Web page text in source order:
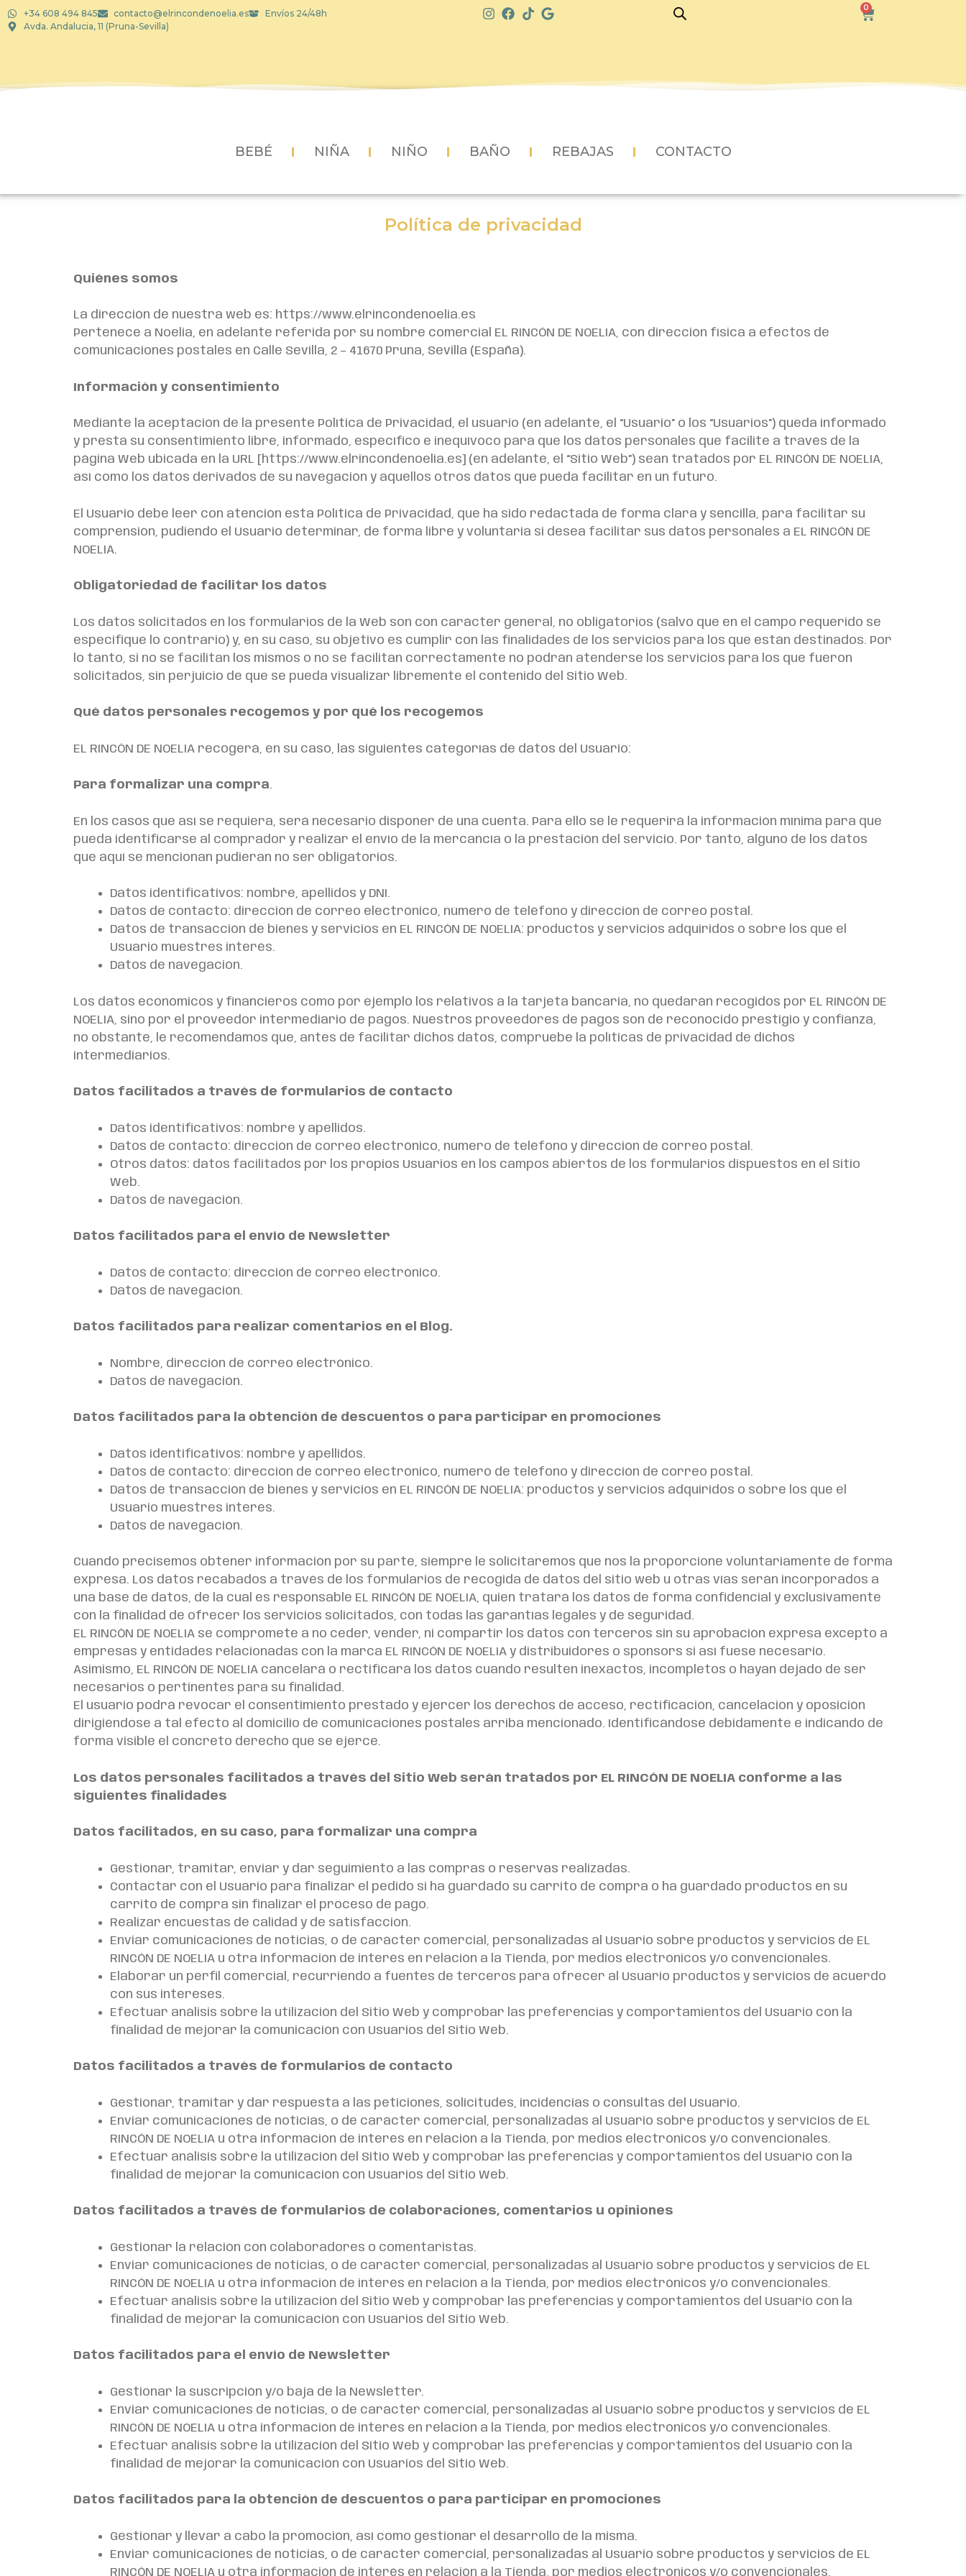
+34 608 494 845 contacto@elrincondenoelia.es
Envíos 24/48h
Avda. Andalucia, 11 (Pruna-Sevilla)
0
BEBÉ NIÑA NIÑO BAÑO REBAJAS CONTACTO
Política de privacidad
Quiénes somos
La dirección de nuestra web es: https://www.elrincondenoelia.es
Pertenece a Noelia, en adelante referida por su nombre comercial EL RINCÓN DE NOELIA, con dirección física a efectos de
comunicaciones postales en Calle Sevilla, 2 – 41670 Pruna, Sevilla (España).
Información y consentimiento
Mediante la aceptación de la presente Política de Privacidad, el usuario (en adelante, el “Usuario” o los “Usuarios”) queda informado
y presta su consentimiento libre, informado, específico e inequívoco para que los datos personales que facilite a través de la
página Web ubicada en la URL [https://www.elrincondenoelia.es] (en adelante, el “Sitio Web”) sean tratados por EL RINCÓN DE NOELIA,
así como los datos derivados de su navegación y aquellos otros datos que pueda facilitar en un futuro.
El Usuario debe leer con atención esta Política de Privacidad, que ha sido redactada de forma clara y sencilla, para facilitar su
comprensión, pudiendo el Usuario determinar, de forma libre y voluntaria si desea facilitar sus datos personales a EL RINCÓN DE
NOELIA.
Obligatoriedad de facilitar los datos
Los datos solicitados en los formularios de la Web son con carácter general, no obligatorios (salvo que en el campo requerido se
especifique lo contrario) y, en su caso, su objetivo es cumplir con las finalidades de los servicios para los que están destinados. Por
lo tanto, si no se facilitan los mismos o no se facilitan correctamente no podrán atenderse los servicios para los que fueron
solicitados, sin perjuicio de que se pueda visualizar libremente el contenido del Sitio Web.
Qué datos personales recogemos y por qué los recogemos
EL RINCÓN DE NOELIA recogerá, en su caso, las siguientes categorías de datos del Usuario:
Para formalizar una compra.
En los casos que así se requiera, será necesario disponer de una cuenta. Para ello se le requerirá la información mínima para que
pueda identificarse al comprador y realizar el envío de la mercancía o la prestación del servicio. Por tanto, alguno de los datos
que aquí se mencionan pudieran no ser obligatorios.
Datos identificativos: nombre, apellidos y DNI.
Datos de contacto: dirección de correo electrónico, número de teléfono y dirección de correo postal.
Datos de transacción de bienes y servicios en EL RINCÓN DE NOELIA: productos y servicios adquiridos o sobre los que el
Usuario muestres interés.
Datos de navegación.
Los datos económicos y financieros como por ejemplo los relativos a la tarjeta bancaria, no quedarán recogidos por EL RINCÓN DE
NOELIA, sino por el proveedor intermediario de pagos. Nuestros proveedores de pagos son de reconocido prestigio y confianza,
no obstante, le recomendamos que, antes de facilitar dichos datos, compruebe la políticas de privacidad de dichos
intermediarios.
Datos facilitados a través de formularios de contacto
Datos identificativos: nombre y apellidos.
Datos de contacto: dirección de correo electrónico, número de teléfono y dirección de correo postal.
Otros datos: datos facilitados por los propios Usuarios en los campos abiertos de los formularios dispuestos en el Sitio
Web.
Datos de navegación.
Datos facilitados para el envío de Newsletter
Datos de contacto: dirección de correo electrónico.
Datos de navegación.
Datos facilitados para realizar comentarios en el Blog.
Nombre, dirección de correo electrónico.
Datos de navegación.
Datos facilitados para la obtención de descuentos o para participar en promociones
Datos identificativos: nombre y apellidos.
Datos de contacto: dirección de correo electrónico, número de teléfono y dirección de correo postal.
Datos de transacción de bienes y servicios en EL RINCÓN DE NOELIA: productos y servicios adquiridos o sobre los que el
Usuario muestres interés.
Datos de navegación.
Cuando precisemos obtener información por su parte, siempre le solicitaremos que nos la proporcione voluntariamente de forma
expresa. Los datos recabados a través de los formularios de recogida de datos del sitio web u otras vías serán incorporados a
una base de datos, de la cual es responsable EL RINCÓN DE NOELIA, quien tratará los datos de forma confidencial y exclusivamente
con la finalidad de ofrecer los servicios solicitados, con todas las garantías legales y de seguridad.
EL RINCÓN DE NOELIA se compromete a no ceder, vender, ni compartir los datos con terceros sin su aprobación expresa excepto a
empresas y entidades relacionadas con la marca EL RINCÓN DE NOELIA y distribuidores o sponsors si así fuese necesario.
Asimismo, EL RINCÓN DE NOELIA cancelará o rectificará los datos cuando resulten inexactos, incompletos o hayan dejado de ser
necesarios o pertinentes para su finalidad.
El usuario podrá revocar el consentimiento prestado y ejercer los derechos de acceso, rectificación, cancelación y oposición
dirigiéndose a tal efecto al domicilio de comunicaciones postales arriba mencionado. Identificándose debidamente e indicando de
forma visible el concreto derecho que se ejerce.
Los datos personales facilitados a través del Sitio Web serán tratados por EL RINCÓN DE NOELIA conforme a las
siguientes finalidades
Datos facilitados, en su caso, para formalizar una compra
Gestionar, tramitar, enviar y dar seguimiento a las compras o reservas realizadas.
Contactar con el Usuario para finalizar el pedido si ha guardado su carrito de compra o ha guardado productos en su
carrito de compra sin finalizar el proceso de pago.
Realizar encuestas de calidad y de satisfacción.
Enviar comunicaciones de noticias, o de carácter comercial, personalizadas al Usuario sobre productos y servicios de EL
RINCÓN DE NOELIA u otra información de interés en relación a la Tienda, por medios electrónicos y/o convencionales.
Elaborar un perfil comercial, recurriendo a fuentes de terceros para ofrecer al Usuario productos y servicios de acuerdo
con sus intereses.
Efectuar análisis sobre la utilización del Sitio Web y comprobar las preferencias y comportamientos del Usuario con la
finalidad de mejorar la comunicación con Usuarios del Sitio Web.
Datos facilitados a través de formularios de contacto
Gestionar, tramitar y dar respuesta a las peticiones, solicitudes, incidencias o consultas del Usuario.
Enviar comunicaciones de noticias, o de carácter comercial, personalizadas al Usuario sobre productos y servicios de EL
RINCÓN DE NOELIA u otra información de interés en relación a la Tienda, por medios electrónicos y/o convencionales.
Efectuar análisis sobre la utilización del Sitio Web y comprobar las preferencias y comportamientos del Usuario con la
finalidad de mejorar la comunicación con Usuarios del Sitio Web.
Datos facilitados a través de formularios de colaboraciones, comentarios u opiniones
Gestionar la relación con colaboradores o comentaristas.
Enviar comunicaciones de noticias, o de carácter comercial, personalizadas al Usuario sobre productos y servicios de EL
RINCÓN DE NOELIA u otra información de interés en relación a la Tienda, por medios electrónicos y/o convencionales.
Efectuar análisis sobre la utilización del Sitio Web y comprobar las preferencias y comportamientos del Usuario con la
finalidad de mejorar la comunicación con Usuarios del Sitio Web.
Datos facilitados para el envío de Newsletter
Gestionar la suscripción y/o baja de la Newsletter.
Enviar comunicaciones de noticias, o de carácter comercial, personalizadas al Usuario sobre productos y servicios de EL
RINCÓN DE NOELIA u otra información de interés en relación a la Tienda, por medios electrónicos y/o convencionales.
Efectuar análisis sobre la utilización del Sitio Web y comprobar las preferencias y comportamientos del Usuario con la
finalidad de mejorar la comunicación con Usuarios del Sitio Web.
Datos facilitados para la obtención de descuentos o para participar en promociones
Gestionar y llevar a cabo la promoción, así como gestionar el desarrollo de la misma.
Enviar comunicaciones de noticias, o de carácter comercial, personalizadas al Usuario sobre productos y servicios de EL
RINCÓN DE NOELIA u otra información de interés en relación a la Tienda, por medios electrónicos y/o convencionales.